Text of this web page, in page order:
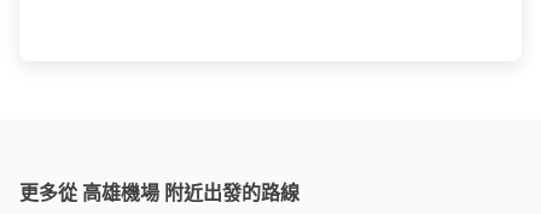
更多從 高雄機場 附近出發的路線